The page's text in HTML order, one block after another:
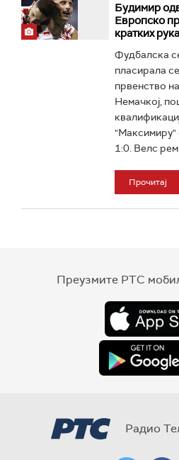
Будимир
Европско
кратких
Фудбалска
пласирала
првенство
Немачкој,
"Максимиру"
1:0. Велс
Прочитај
Преузмите РТС
Радио